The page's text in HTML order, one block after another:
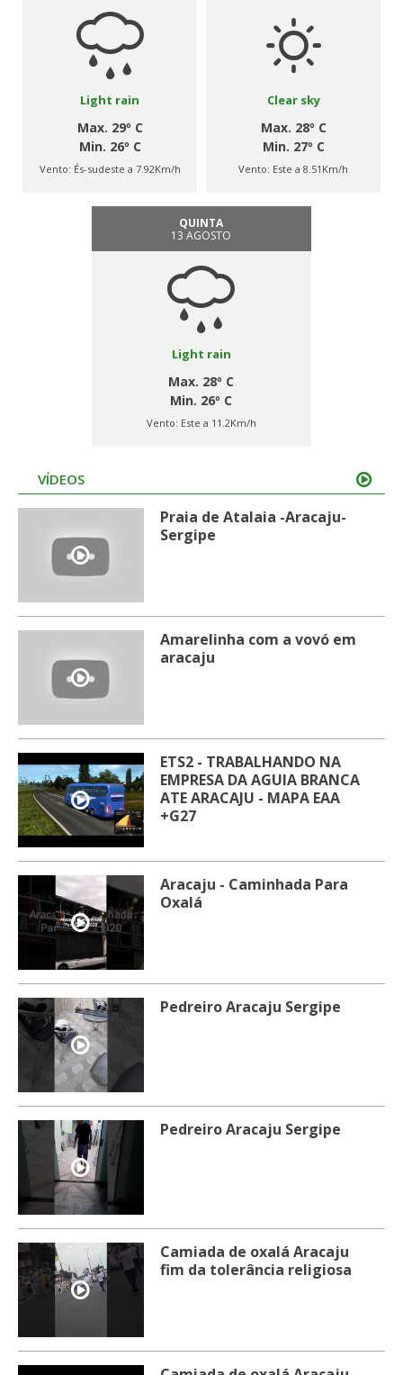
Light rain
Max. 29º C
Min. 26º C
Vento: És-sudeste a 7.92Km/h
Clear sky
Max. 28º C
Min. 27º C
Vento: Este a 8.51Km/h
QUINTA
13 AGOSTO
Light rain
Max. 28º C
Min. 26º C
Vento: Este a 11.2Km/h
VÍDEOS
Praia de Atalaia -Aracaju-
Sergipe
Amarelinha com a vovó em
aracaju
ETS2 - TRABALHANDO NA
EMPRESA DA AGUIA BRANCA
ATE ARACAJU - MAPA EAA
+G27
Aracaju - Caminhada Para
Oxalá
Pedreiro Aracaju Sergipe
Pedreiro Aracaju Sergipe
Camiada de oxalá Aracaju
fim da tolerância religiosa